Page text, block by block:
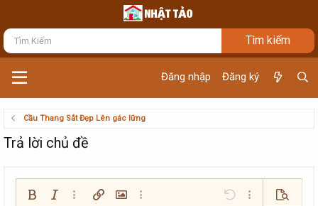
Đăng nhập Đăng ký
Cầu Thang Sắt Đẹp Lên gác lững
Trả lời chủ đề
Bold In nghiêngThêm tùy chọn…
Chèn liên kết
Chèn hình ảnh
Thêm tùy chọn… Undo Thêm tùy chọn…
Xem